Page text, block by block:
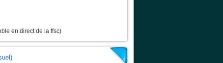
en direct de la ffsc)